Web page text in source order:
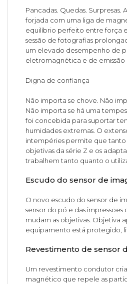
Pancadas. Quedas. Surpresas.
forjada com uma liga de
equilíbrio perfeito entre força
sessão de fotografias
um elevado desempenho de
eletromagnética e de emissão
Digna de confiança
Não importa se chove. Não
Não importa se há uma
foi concebida para suportar
humidades extremas. O
intempéries permite que tanto
objetivas da série Z e os
trabalhem tanto quanto o
Escudo do sensor de
O novo escudo do sensor de
sensor do pó e das impressões
mudam as objetivas. Objetiva
equipamento está protegido,
Revestimento de sensor
Um revestimento condutor
magnético que repele as